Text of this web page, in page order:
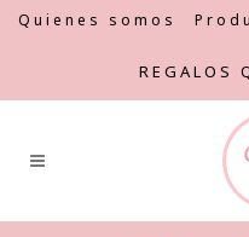
Quienes somos
REGALOS